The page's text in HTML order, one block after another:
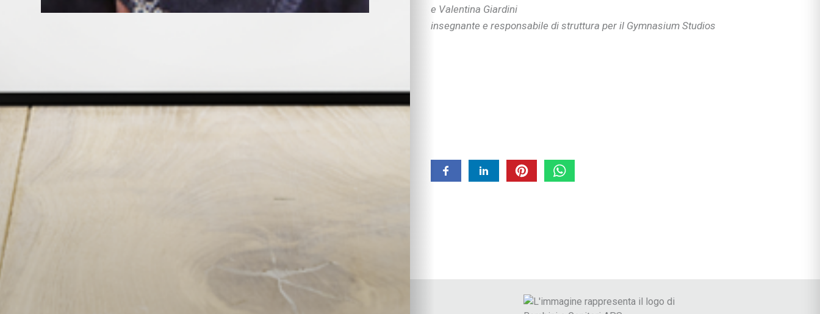
Strumenti digitali
Tecnologia e intrattenimento
Ricette
Benessere emotivo
Diventare genitori
e Valentina Giardini
insegnante e responsabile di struttura per il Gymnasium Studios